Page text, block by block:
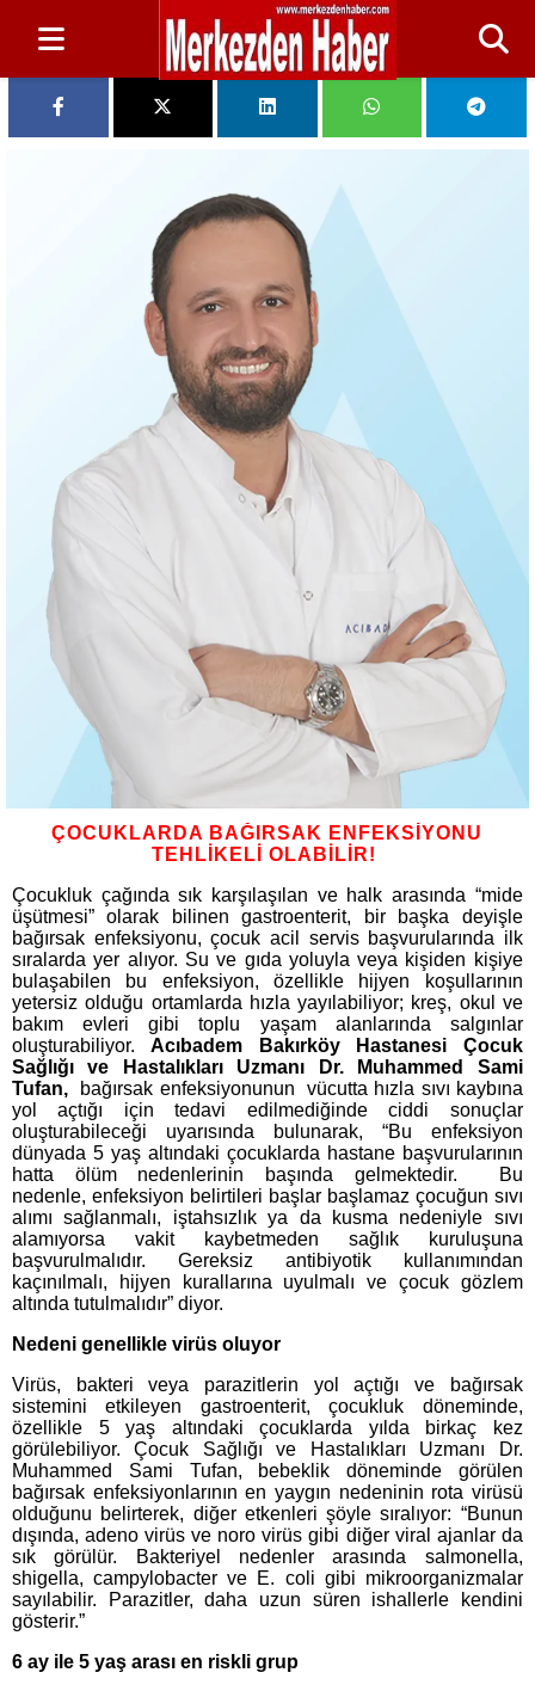
ÇOCUKLARDA BAĞIRSAK ENFEKSİYONU
TEHLİKELİ OLABİLİR!
Çocukluk çağında sık karşılaşılan ve halk arasında “mide
üşütmesi” olarak bilinen gastroenterit, bir başka deyişle
bağırsak enfeksiyonu, çocuk acil servis başvurularında ilk
sıralarda yer alıyor. Su ve gıda yoluyla veya kişiden kişiye
bulaşabilen bu enfeksiyon, özellikle hijyen koşullarının
yetersiz olduğu ortamlarda hızla yayılabiliyor; kreş, okul ve
bakım evleri gibi toplu yaşam alanlarında salgınlar
oluşturabiliyor.Acıbadem Bakırköy Hastanesi Çocuk
Sağlığı ve Hastalıkları Uzmanı Dr. Muhammed Sami
Tufan, bağırsak enfeksiyonunun vücutta hızla sıvı kaybına
yol açtığı için tedavi edilmediğinde ciddi sonuçlar
oluşturabileceği uyarısında bulunarak, “Bu enfeksiyon
dünyada 5 yaş altındaki çocuklarda hastane başvurularının
hatta ölüm nedenlerinin başında gelmektedir. Bu
nedenle, enfeksiyon belirtileri başlar başlamaz çocuğun sıvı
alımı sağlanmalı, iştahsızlık ya da kusma nedeniyle sıvı
alamıyorsa vakit kaybetmeden sağlık kuruluşuna
başvurulmalıdır. Gereksiz antibiyotik kullanımından
kaçınılmalı, hijyen kurallarına uyulmalı ve çocuk gözlem
altında tutulmalıdır” diyor.
Nedeni genellikle virüs oluyor
Virüs, bakteri veya parazitlerin yol açtığı ve bağırsak
sistemini etkileyen gastroenterit, çocukluk döneminde,
özellikle 5 yaş altındaki çocuklarda yılda birkaç kez
görülebiliyor. Çocuk Sağlığı ve Hastalıkları Uzmanı Dr.
Muhammed Sami Tufan, bebeklik döneminde görülen
bağırsak enfeksiyonlarının en yaygın nedeninin rota virüsü
olduğunu belirterek, diğer etkenleri şöyle sıralıyor: “Bunun
dışında, adeno virüs ve noro virüs gibi diğer viral ajanlar da
sık görülür. Bakteriyel nedenler arasında salmonella,
shigella, campylobacter ve E. coli gibi mikroorganizmalar
sayılabilir. Parazitler, daha uzun süren ishallerle kendini
gösterir.”
6 ay ile 5 yaş arası en riskli grup